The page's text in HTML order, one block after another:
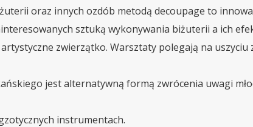
oraz innych ozdób metodą decoupage to
sztuką wykonywania biżuterii a ich
artystyczne zwierzątko. Warsztaty polegają na
jest alternatywną formą zwrócenia uwagi
instrumentach.